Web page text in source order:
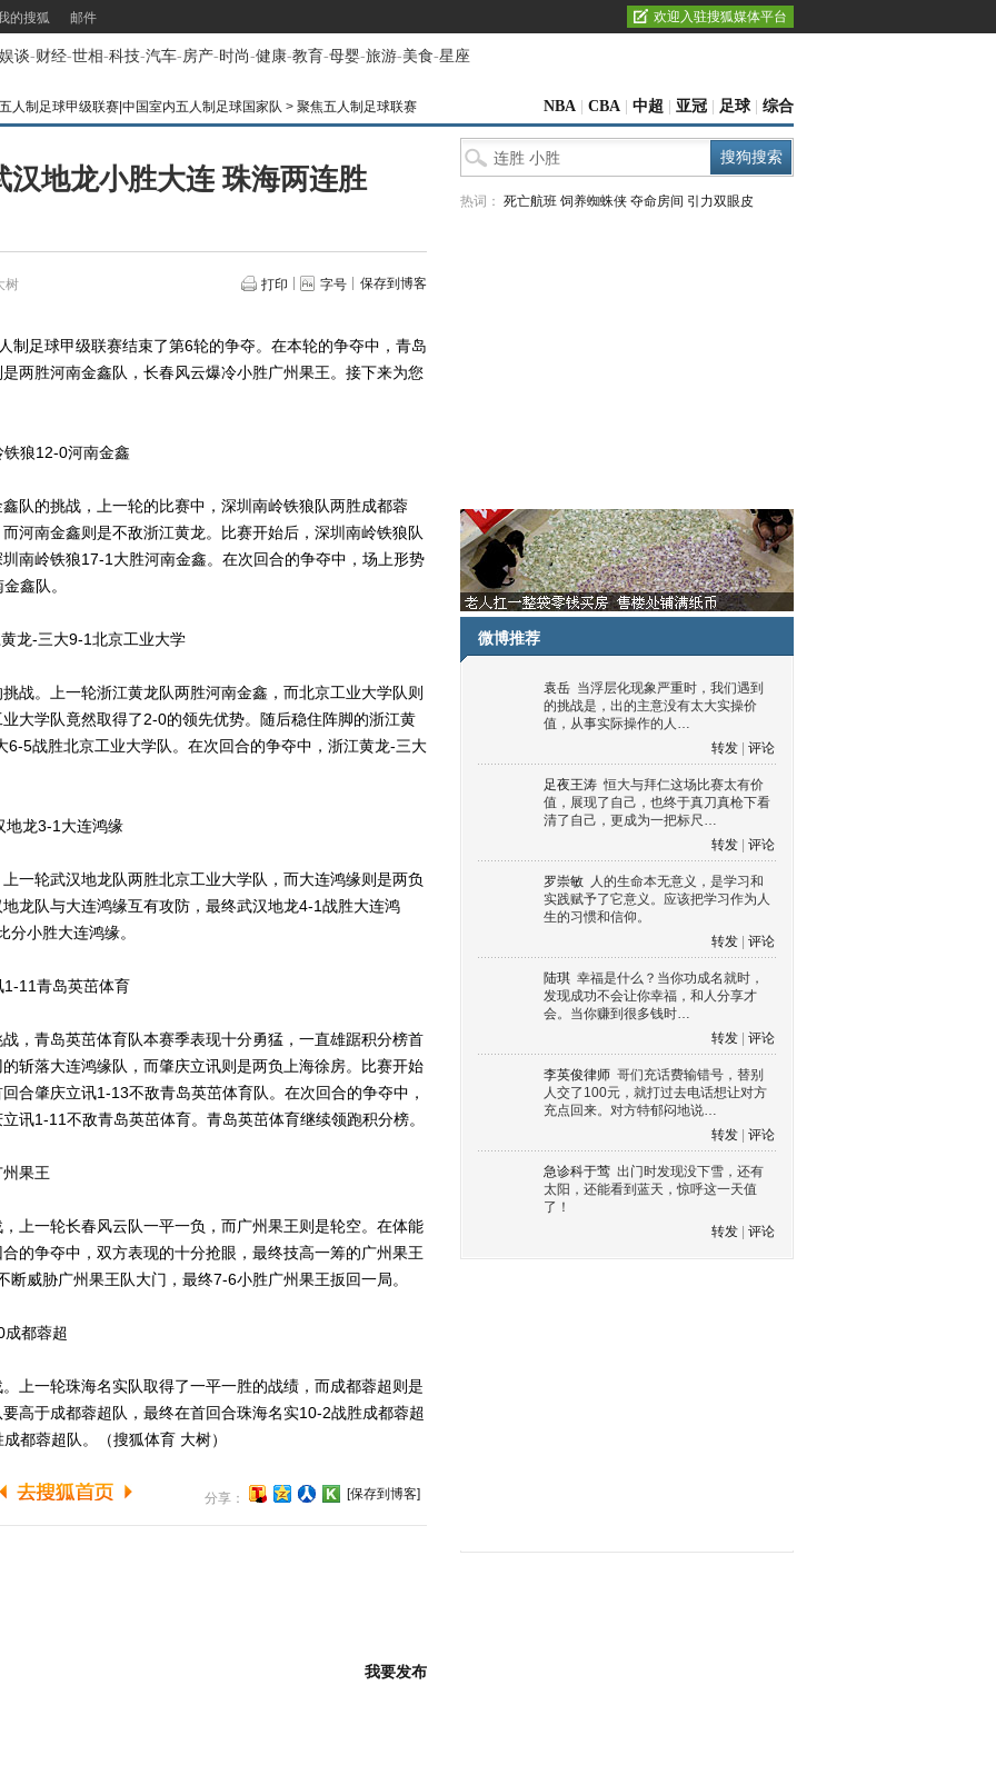
的搜狐 邮件 欢迎入驻搜狐媒体平台
娱谈-财经-世相-科技-汽车-房产-时尚-健康-教育-母婴-旅游-美食-星座
人制足球甲级联赛|中国室内五人制足球国家队 > 聚焦五人制足球联赛 NBA CBA 中超 亚冠 足球 综合
汉地龙小胜大连 珠海两连胜
树 打印 字号 保存到博客
足球甲级联赛结束了第6轮的争夺。在本轮的争夺中，青岛
两胜河南金鑫队，长春风云爆冷小胜广州果王。接下来为您
狼12-0河南金鑫
的挑战，上一轮的比赛中，深圳南岭铁狼队两胜成都蓉
河南金鑫则是不敌浙江黄龙。比赛开始后，深圳南岭铁狼队
南岭铁狼17-1大胜河南金鑫。在次回合的争夺中，场上形势
鑫队。
龙-三大9-1北京工业大学
。上一轮浙江黄龙队两胜河南金鑫，而北京工业大学队则
大学队竟然取得了2-0的领先优势。随后稳住阵脚的浙江黄
5战胜北京工业大学队。在次回合的争夺中，浙江黄龙-三大
龙3-1大连鸿缘
轮武汉地龙队两胜北京工业大学队，而大连鸿缘则是两负
龙队与大连鸿缘互有攻防，最终武汉地龙4-1战胜大连鸿
小胜大连鸿缘。
11青岛英茁体育
青岛英茁体育队本赛季表现十分勇猛，一直雄踞积分榜首
斩落大连鸿缘队，而肇庆立讯则是两负上海徐房。比赛开始
合肇庆立讯1-13不敌青岛英茁体育队。在次回合的争夺中，
讯1-11不敌青岛英茁体育。青岛英茁体育继续领跑积分榜。
果王
一轮长春风云队一平一负，而广州果王则是轮空。在体能
的争夺中，双方表现的十分抢眼，最终技高一筹的广州果王
威胁广州果王队大门，最终7-6小胜广州果王扳回一局。
都蓉超
一轮珠海名实队取得了一平一胜的战绩，而成都蓉超则是
高于成都蓉超队，最终在首回合珠海名实10-2战胜成都蓉超
都蓉超队。（搜狐体育 大树）
分享： [保存到博客]
我要发布
热词： 死亡航班 饲养蜘蛛侠 夺命房间 引力双眼皮
微博推荐
袁岳 当浮层化现象严重时，我们遇到
的挑战是，出的主意没有太大实操价
值，从事实际操作的人…
转发
评论
足夜王涛 恒大与拜仁这场比赛太有价
值，展现了自己，也终于真刀真枪下看
清了自己，更成为一把标尺…
转发
评论
罗崇敏 人的生命本无意义，是学习和
实践赋予了它意义。应该把学习作为人
生的习惯和信仰。
转发
评论
陆琪 幸福是什么？当你功成名就时，
发现成功不会让你幸福，和人分享才
会。当你赚到很多钱时…
转发
评论
李英俊律师 哥们充话费输错号，替别
人交了100元，就打过去电话想让对方
充点回来。对方特郁闷地说…
转发
评论
急诊科于莺 出门时发现没下雪，还有
太阳，还能看到蓝天，惊呼这一天值
了！
转发
评论